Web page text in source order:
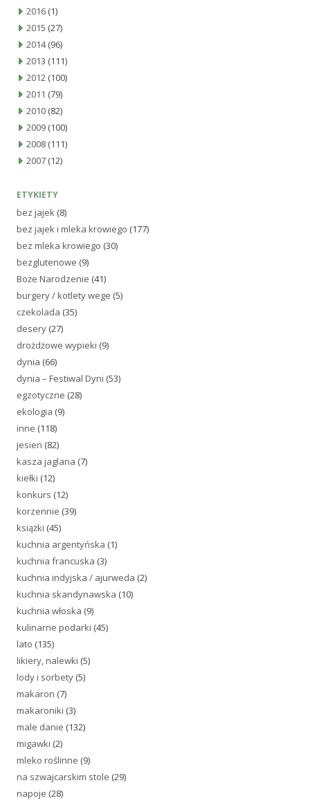
2016 (1)
2015 (27)
2014(96)
2013 (111)
2012 (100)
2011 (79)
2010 (82)
2009 (100)
2008 (111)
2007 (12)
ETYKIETY
bez jajek (8)
bez jajek i mleka krowiego (177)
bez mleka krowiego (30)
bezglutenowe (9)
Boże Narodzenie (41)
burgery / kotlety wege (5)
czekolada (35)
desery (27)
drożdżowe wypieki (9)
dynia (66)
dynia – Festiwal Dyni (53)
egzotyczne (28)
ekologia (9)
inne (118)
jesien (82)
kasza jaglana (7)
kiełki (12)
konkurs (12)
korzennie (39)
książki (45)
kuchnia argentyńska (1)
kuchnia francuska (3)
kuchnia indyjska / ajurweda (2)
kuchnia skandynawska (10)
kuchnia włoska (9)
kulinarne podarki (45)
lato (135)
likiery, nalewki (5)
lody i sorbety (5)
makaron (7)
makaroniki (3)
male danie (132)
migawki (2)
mleko roślinne (9)
na szwajcarskim stole (29)
napoje (28)